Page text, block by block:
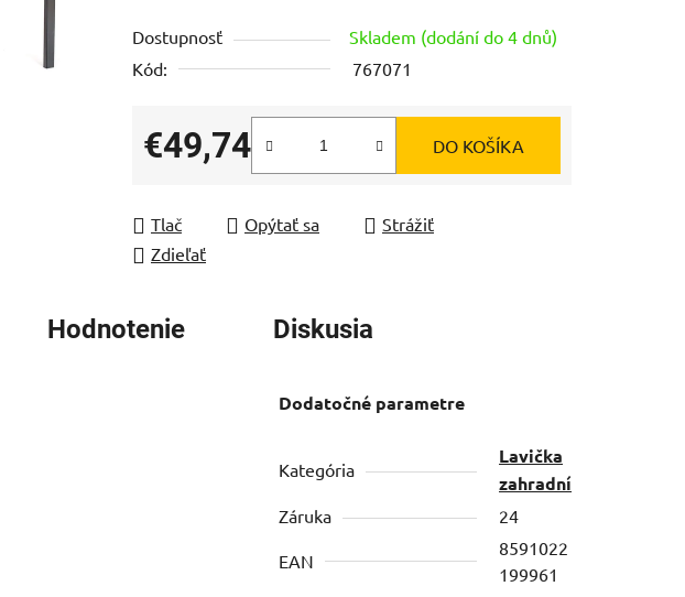
je
0,0
hviezdičiek.
Dostupnosť
Skladem (dodání do 4 dnů)
Kód:
767071
€49,74
Jednotková cena:
DO KOŠÍKA
Tlač Opýtať sa
Strážiť
Zdieľať
Hodnotenie Diskusia
Dodatočné parametre
Kategória
Lavička
zahradní
Záruka 24
EAN
8591022
199961